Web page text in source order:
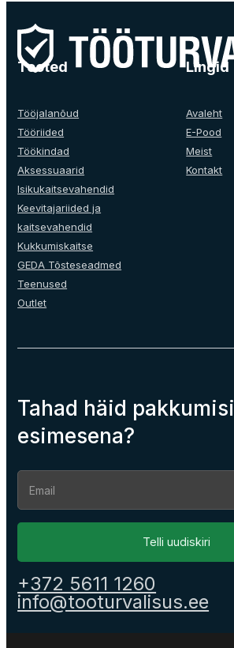
on
mitu
varianti.
Valikuid
saab
tootelehel.
Tooted
Tööjalanõud
Tööriided
Töökindad
Aksessuaarid
Isikukaitsevahendid
Keevitajariided ja
kaitsevahendid
Kukkumiskaitse
GEDA Tõsteseadmed
Teenused
Outlet
Lingid
Avaleht
E-Pood
Meist
Kontakt
Tahad häid pakkumisi
esimesena?
Section
Telli uudiskiri
+372 5611 1260
info@tooturvalisus.ee